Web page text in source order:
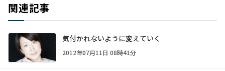
関連記事
気付かれないように変えていく
2012年07月11日 08時41分